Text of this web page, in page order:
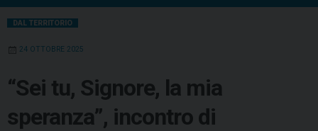
DAL TERRITORIO
24 OTTOBRE 2025
“Sei tu, Signore, la mia
speranza”, incontro di